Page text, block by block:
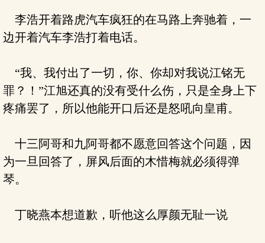
李浩开着路虎汽车疯狂的在马路上奔驰着，一
边开着汽车李浩打着电话。
“我、我付出了一切，你、你却对我说江铭无
罪？！”江旭还真的没有受什么伤，只是全身上下
疼痛罢了，所以他能开口后还是怒吼向皇甫。
十三阿哥和九阿哥都不愿意回答这个问题，因
为一旦回答了，屏风后面的木惜梅就必须得弹
琴。
丁晓燕本想道歉，听他这么厚颜无耻一说